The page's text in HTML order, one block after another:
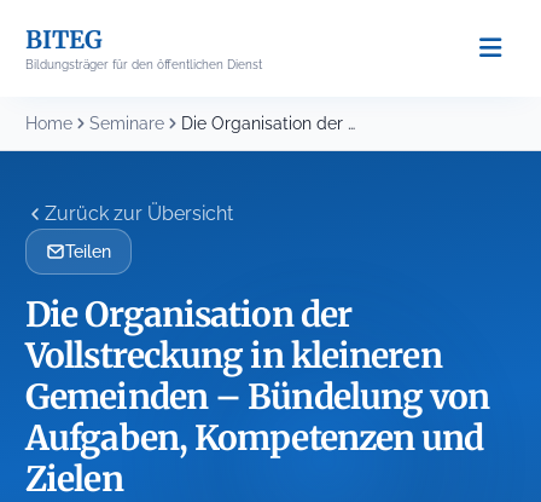
content
BITEG
Bildungsträger für den öffentlichen Dienst
Home Seminare Die Organisation der Vollstreckung in kleineren Gemeinden –...
Zurück zur Übersicht
Teilen
Die Organisation der
Vollstreckung in kleineren
Gemeinden – Bündelung von
Aufgaben, Kompetenzen und
Zielen